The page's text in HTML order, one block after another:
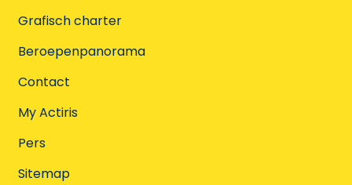
Grafisch charter
Beroepenpanorama
Contact
My Actiris
Pers
Sitemap